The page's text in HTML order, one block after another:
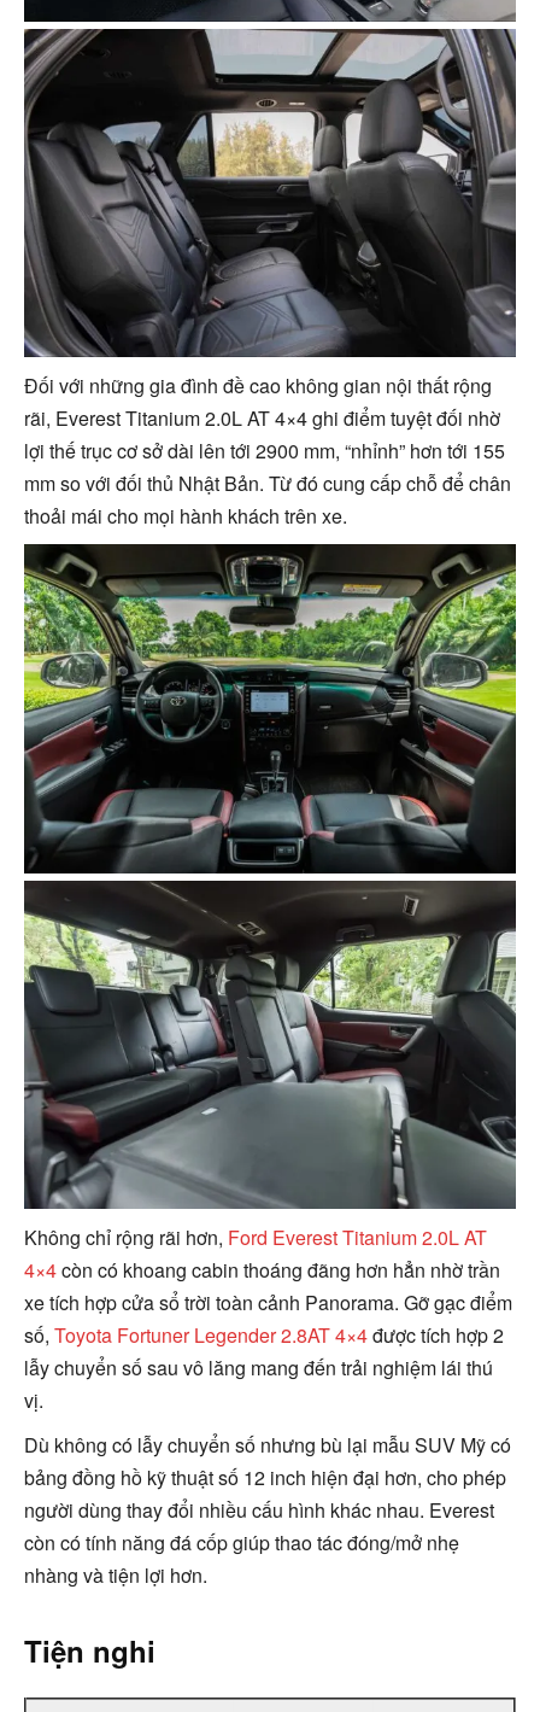
Đối với những gia đình đề cao không gian nội thất rộng
rãi, Everest Titanium 2.0L AT 4×4 ghi điểm tuyệt đối nhờ
lợi thế trục cơ sở dài lên tới 2900 mm, “nhỉnh” hơn tới 155
mm so với đối thủ Nhật Bản. Từ đó cung cấp chỗ để chân
thoải mái cho mọi hành khách trên xe.
Không chỉ rộng rãi hơn, Ford Everest Titanium 2.0L AT
4×4còn có khoang cabin thoáng đãng hơn hẳn nhờ trần
xe tích hợp cửa sổ trời toàn cảnh Panorama. Gỡ gạc điểm
số, Toyota Fortuner Legender 2.8AT 4×4được tích hợp 2
lẫy chuyển số sau vô lăng mang đến trải nghiệm lái thú
vị.
Dù không có lẫy chuyển số nhưng bù lại mẫu SUV Mỹ có
bảng đồng hồ kỹ thuật số 12 inch hiện đại hơn, cho phép
người dùng thay đổi nhiều cấu hình khác nhau. Everest
còn có tính năng đá cốp giúp thao tác đóng/mở nhẹ
nhàng và tiện lợi hơn.
Tiện nghi